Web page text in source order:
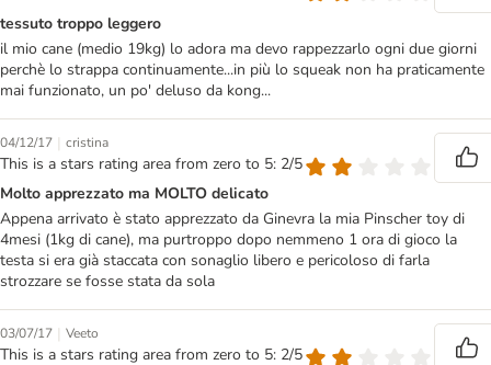
tessuto troppo leggero
il mio cane (medio 19kg) lo adora ma devo rappezzarlo ogni due giorni
perchè lo strappa continuamente...in più lo squeak non ha praticamente
mai funzionato, un po' deluso da kong...
04/12/17 | cristina
This is a stars rating area from zero to 5: 2/5
Molto apprezzato ma MOLTO delicato
Appena arrivato è stato apprezzato da Ginevra la mia Pinscher toy di
4mesi (1kg di cane), ma purtroppo dopo nemmeno 1 ora di gioco la
testa si era già staccata con sonaglio libero e pericoloso di farla
strozzare se fosse stata da sola
03/07/17 | Veeto
This is a stars rating area from zero to 5: 2/5